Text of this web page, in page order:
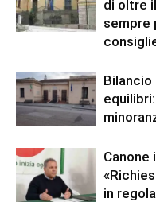
di oltre
sempre
Bilancio
Canone
in